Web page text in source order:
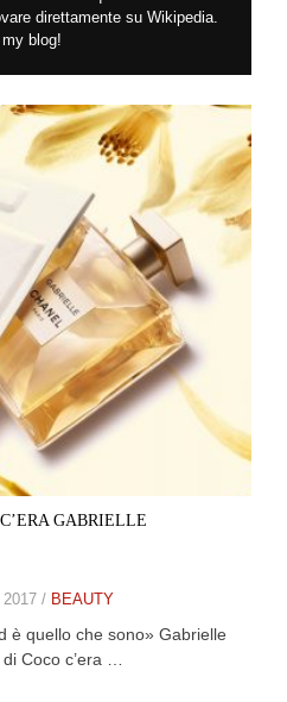
direttamente su Wikipedia.
blog!
GABRIELLE
2017 / BEAUTY
è quello che sono» Gabrielle
Coco c’era …